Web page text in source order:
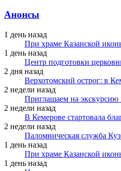
Анонсы
1 день назад
При храме Казанской
1 день назад
Центр подготовки
2 дня назад
Верхотомский острог: в
2 недели назад
Приглашаем на экскурсию
2 недели назад
В Кемерове стартовала
2 недели назад
Паломническая служба
1 день назад
При храме Казанской
1 день назад